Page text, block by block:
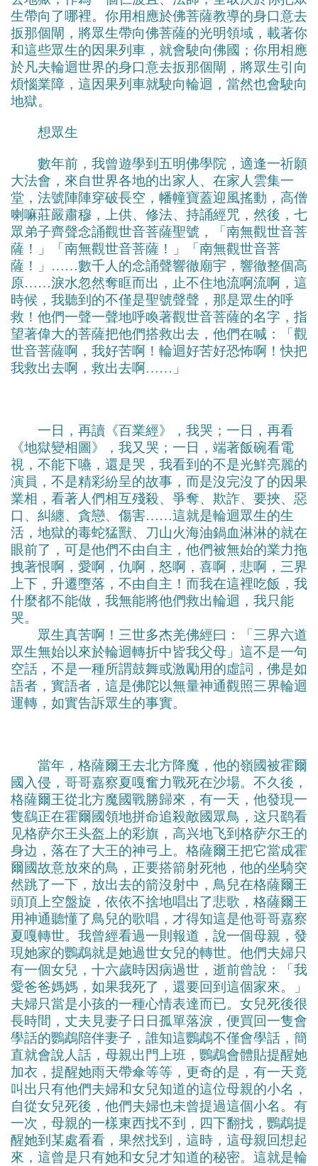
生帶向了哪裡。你用相應於佛菩薩教導的身口意去
扳那個閘，將眾生帶向佛菩薩的光明領域，載著你
和這些眾生的因果列車，就會駛向佛國；你用相應
於凡夫輪迴世界的身口意去扳那個閘，將眾生引向
煩惱業障，這因果列車就駛向輪迴，當然也會駛向
地獄。
想眾生
數年前，我曾遊學到五明佛學院，適逢一祈願
大法會，來自世界各地的出家人、在家人雲集一
堂，法號陣陣穿破長空，幡幢寶蓋迎風搖動，高僧
喇嘛莊嚴肅穆，上供、修法、持誦經咒，然後，七
眾弟子齊聲念誦觀世音菩薩聖號，「南無觀世音菩
薩！」「南無觀世音菩薩！」「南無觀世音菩
薩！」……數千人的念誦聲響徹廟宇，響徹整個高
原……淚水忽然奪眶而出，止不住地流啊流啊，這
時候，我聽到的不僅是聖號聲聲，那是眾生的呼
救！他們一聲一聲地呼喚著觀世音菩薩的名字，指
望著偉大的菩薩把他們搭救出去，他們在喊：「觀
世音菩薩啊，我好苦啊！輪迴好苦好恐怖啊！快把
我救出去啊，救出去啊……」
一日，再讀《百業經》，我哭；一日，再看
《地獄變相圖》，我又哭；一日，端著飯碗看電
視，不能下嚥，還是哭，我看到的不是光鮮亮麗的
演員，不是精彩紛呈的故事，而是沒完沒了的因果
業相，看著人們相互殘殺、爭奪、欺詐、要挾、惡
口、糾纏、貪戀、傷害……這就是輪迴眾生的生
活，地獄的毒蛇猛獸、刀山火海油鍋血淋淋的就在
眼前了，可是他們不由自主，他們被無始的業力拖
拽著恨啊，愛啊，仇啊，怒啊，喜啊，悲啊，三界
上下，升遷墮落，不由自主！而我在這裡吃飯，我
什麼都不能做，我無能將他們救出輪迴，我只能
哭。
眾生真苦啊！三世多杰羌佛經曰：「三界六道
眾生無始以來於輪迴轉折中皆我父母」這不是一句
空話，不是一種所謂鼓舞或激勵用的虛詞，佛是如
語者，實語者，這是佛陀以無量神通觀照三界輪迴
運轉，如實告訴眾生的事實。
當年，格薩爾王去北方降魔，他的嶺國被霍爾
國入侵，哥哥嘉察夏嘎奮力戰死在沙場。不久後，
格薩爾王從北方魔國戰勝歸來，有一天，他發現一
隻鷂正在霍爾國領地拼命追殺敵國眾鳥，这只鹞看
见格萨尔王头盔上的彩旗，高兴地飞到格萨尔王的
身边，落在了大王的神弓上。格薩爾王把它當成霍
爾國故意放來的鳥，正要搭箭射死牠，他的坐騎突
然跳了一下，放出去的箭沒射中，鳥兒在格薩爾王
頭頂上空盤旋，依依不捨地唱出了悲歌，格薩爾王
用神通聽懂了鳥兒的歌唱，才得知這是他哥哥嘉察
夏嘎轉世。我曾經看過一則報道，說一個母親，發
現她家的鸚鵡就是她過世女兒的轉世。他們夫婦只
有一個女兒，十六歲時因病過世，逝前曾說：「我
愛爸爸媽媽，如果我死了，還要回到這個家來。」
夫婦只當是小孩的一種心情表達而已。女兒死後很
長時間，丈夫見妻子日日孤單落淚，便買回一隻會
學話的鸚鵡陪伴妻子，誰知這鸚鵡不僅會學話，簡
直就會說人話，母親出門上班，鸚鵡會體貼提醒她
加衣，提醒她雨天帶傘等等，更奇的是，有一天竟
叫出只有他們夫婦和女兒知道的這位母親的小名，
自從女兒死後，他們夫婦也未曾提過這個小名。有
一次，母親的一樣東西找不到，四下翻找，鸚鵡提
醒她到某處看看，果然找到，這時，這母親回想起
來，這曾是只有她和女兒才知道的秘密。這就是輪